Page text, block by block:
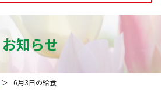
お知らせ
＞ 6月3日の給食